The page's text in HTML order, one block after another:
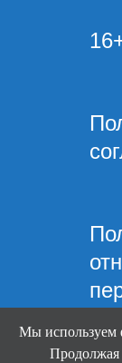
Мы используем
Продолжая